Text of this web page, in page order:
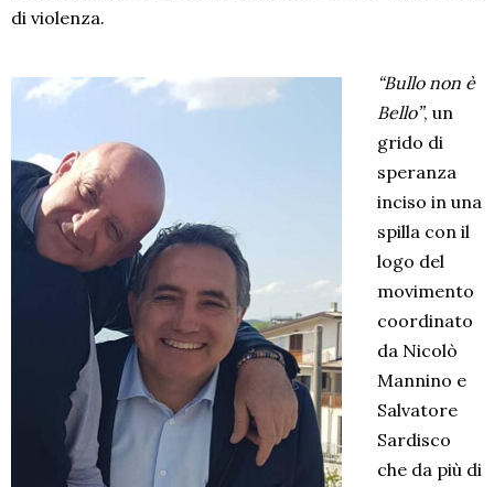
di violenza.
“Bullo non è
Bello”, un
grido di
speranza
inciso in una
spilla con il
logo del
movimento
coordinato
da Nicolò
Mannino e
Salvatore
Sardisco
che da più di